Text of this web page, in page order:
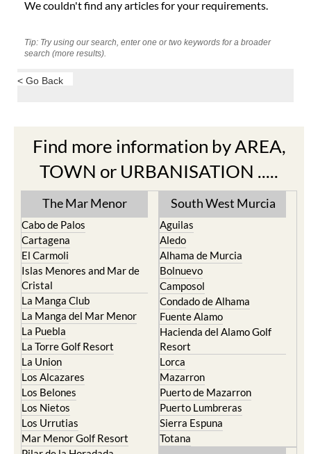
We couldn't find any articles for your requirements.
Tip: Try using our search, enter one or two keywords for a broader
search (more results).
< Go Back
Find more information by AREA,
TOWN or URBANISATION .....
The Mar Menor
Cabo de Palos
Cartagena
El Carmoli
Islas Menores and Mar de
Cristal
La Manga Club
La Manga del Mar Menor
La Puebla
La Torre Golf Resort
La Union
Los Alcazares
Los Belones
Los Nietos
Los Urrutias
Mar Menor Golf Resort
South West Murcia
Aguilas
Aledo
Alhama de Murcia
Bolnuevo
Camposol
Condado de Alhama
Fuente Alamo
Hacienda del Alamo Golf
Resort
Lorca
Mazarron
Puerto de Mazarron
Puerto Lumbreras
Sierra Espuna
Totana